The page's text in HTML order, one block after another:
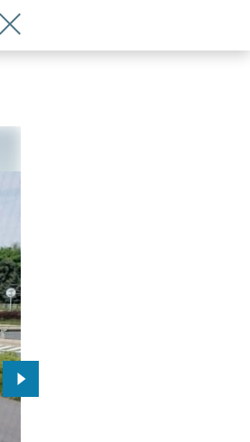
Wróć do artykułu Po sześciu
Przejdź do kolejnego zdjęcia.